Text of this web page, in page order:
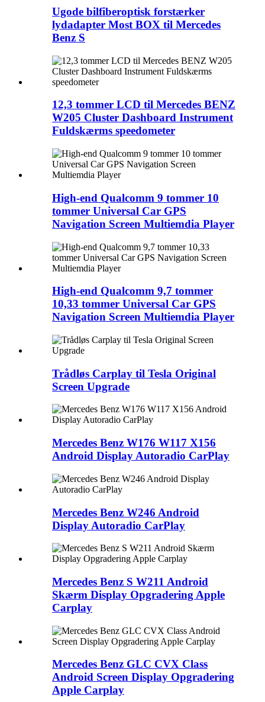
Ugode bilfiberoptisk forstærker
lydadapter Most BOX til Mercedes
Benz S
12,3 tommer LCD til Mercedes BENZ
W205 Cluster Dashboard Instrument
Fuldskærms speedometer
High-end Qualcomm 9 tommer 10
tommer Universal Car GPS
Navigation Screen Multiemdia Player
High-end Qualcomm 9,7 tommer
10,33 tommer Universal Car GPS
Navigation Screen Multiemdia Player
Trådløs Carplay til Tesla Original
Screen Upgrade
Mercedes Benz W176 W117 X156
Android Display Autoradio CarPlay
Mercedes Benz W246 Android
Display Autoradio CarPlay
Mercedes Benz S W211 Android
Skærm Display Opgradering Apple
Carplay
Mercedes Benz GLC CVX Class
Android Screen Display Opgradering
Apple Carplay